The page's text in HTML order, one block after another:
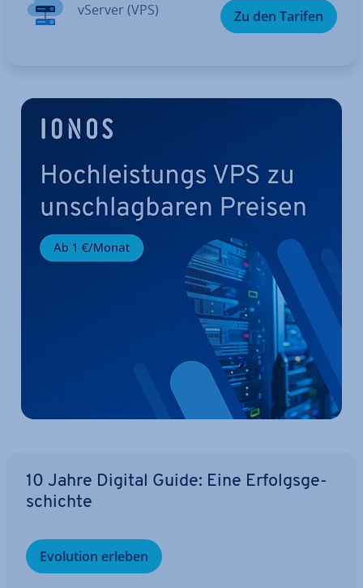
vServer (VPS) Zu den Tarifen
10 Jahre Digital Guide: Eine Er­folgs­ge­
schich­te
Evolution erleben